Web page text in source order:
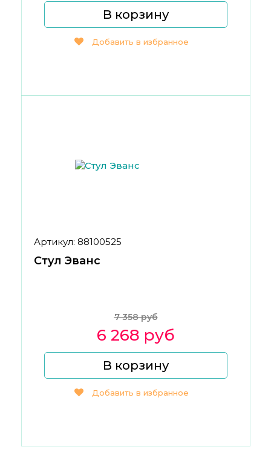
В корзину
Добавить в избранное
Артикул: 88100525
Стул Эванс
7 358 руб
6 268 руб
В корзину
Добавить в избранное